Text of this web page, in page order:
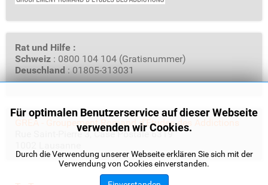
Rat und Hilfe :
Schweiz : 0800 104 104 (Gratisnummer)
Deuschland : 01805-313031
GREA - Groupement Romand d'Etudes des Addictions
Rue Saint-Pierre 3, Case Postale 6319
Für optimalen Benutzerservice auf dieser Webseite
verwenden wir Cookies.
Durch die Verwendung unserer Webseite erklären Sie sich mit der
Verwendung von Cookies einverstanden.